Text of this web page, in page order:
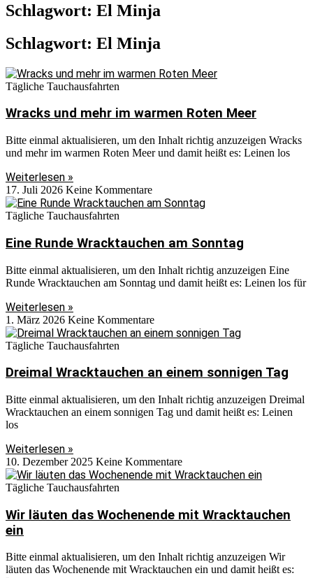
Schlagwort: El Minja
Schlagwort: El Minja
Tägliche Tauchausfahrten
Wracks und mehr im warmen Roten Meer
Bitte einmal aktualisieren, um den Inhalt richtig anzuzeigen Wracks
und mehr im warmen Roten Meer und damit heißt es: Leinen los
Weiterlesen »
17. Juli 2026 Keine Kommentare
Tägliche Tauchausfahrten
Eine Runde Wracktauchen am Sonntag
Bitte einmal aktualisieren, um den Inhalt richtig anzuzeigen Eine
Runde Wracktauchen am Sonntag und damit heißt es: Leinen los für
Weiterlesen »
1. März 2026 Keine Kommentare
Tägliche Tauchausfahrten
Dreimal Wracktauchen an einem sonnigen Tag
Bitte einmal aktualisieren, um den Inhalt richtig anzuzeigen Dreimal
Wracktauchen an einem sonnigen Tag und damit heißt es: Leinen
los
Weiterlesen »
10. Dezember 2025 Keine Kommentare
Tägliche Tauchausfahrten
Wir läuten das Wochenende mit Wracktauchen
ein
Bitte einmal aktualisieren, um den Inhalt richtig anzuzeigen Wir
läuten das Wochenende mit Wracktauchen ein und damit heißt es: